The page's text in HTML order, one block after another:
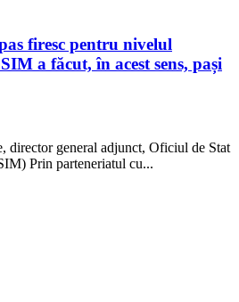
firesc pentru nivelul
a făcut, în acest sens, pași
director general adjunct, Oficiul de Stat
Prin parteneriatul cu...